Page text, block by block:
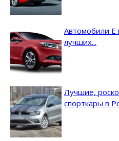
Автомобили E
лучших...
Лучшие,
спорткары в